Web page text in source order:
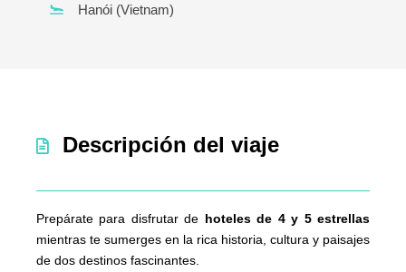
Hanói (Vietnam)
Descripción del viaje
Prepárate para disfrutar de hoteles de 4 y 5 estrellas
mientras te sumerges en la rica historia, cultura y paisajes
de dos destinos fascinantes.